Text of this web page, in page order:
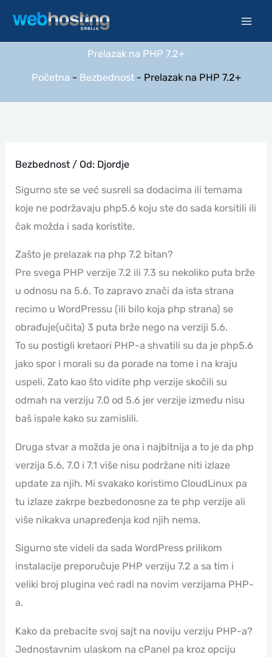
sadržaj
Prelazak na PHP 7.2+
Početna - Bezbednost- Prelazak na PHP 7.2+
Bezbednost / Od: Djordje
Sigurno ste se već susreli sa dodacima ili temama
koje ne podržavaju php5.6 koju ste do sada korsitili ili
čak možda i sada koristite.
Zašto je prelazak na php 7.2 bitan?
Pre svega PHP verzije 7.2 ili 7.3 su nekoliko puta brže
u odnosu na 5.6. To zapravo znači da ista strana
recimo u WordPressu (ili bilo koja php strana) se
obrađuje(učita) 3 puta brže nego na verziji 5.6.
To su postigli kretaori PHP-a shvatili su da je php5.6
jako spor i morali su da porade na tome i na kraju
uspeli. Zato kao što vidite php verzije skočili su
odmah na verziju 7.0 od 5.6 jer verzije između nisu
baš ispale kako su zamislili.
Druga stvar a možda je ona i najbitnija a to je da php
verzija 5.6, 7.0 i 7.1 više nisu podržane niti izlaze
update za njih. Mi svakako koristimo CloudLinux pa
tu izlaze zakrpe bezbedonosne za te php verzije ali
više nikakva unapređenja kod njih nema.
Sigurno ste videli da sada WordPress prilikom
instalacije preporučuje PHP verziju 7.2 a sa tim i
veliki broj plugina već radi na novim verzijama PHP-
a.
Kako da prebacite svoj sajt na noviju verziju PHP-a?
Jednostavnim ulaskom na cPanel pa kroz opciju